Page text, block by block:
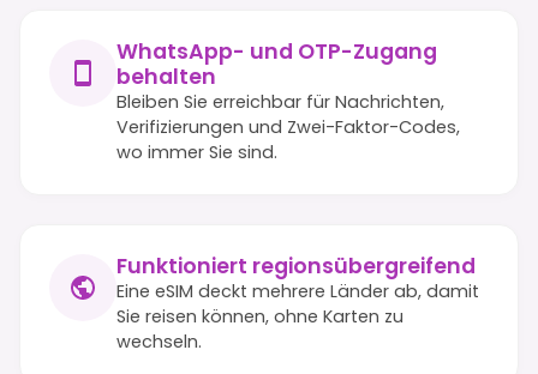
WhatsApp- und OTP-Zugang
behalten
Bleiben Sie erreichbar für Nachrichten,
Verifizierungen und Zwei-Faktor-Codes,
wo immer Sie sind.
Funktioniert regionsübergreifend
Eine eSIM deckt mehrere Länder ab, damit
Sie reisen können, ohne Karten zu
wechseln.